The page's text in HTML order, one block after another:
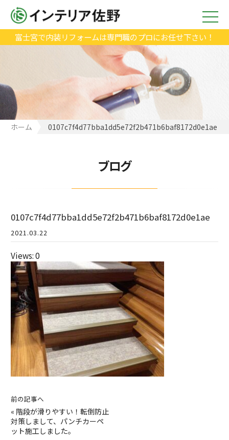
富士宮で内装リフォームは専門職のプロにお任せ下さい！
ホーム 0107c7f4d77bba1dd5e72f2b471b6baf8172d0e1ae
ブログ
0107c7f4d77bba1dd5e72f2b471b6baf8172d0e1ae
2021.03.22
Views: 0
前の記事へ
« 階段が滑りやすい！転倒防止
対策しまして、パンチカーペ
ット施工しました。